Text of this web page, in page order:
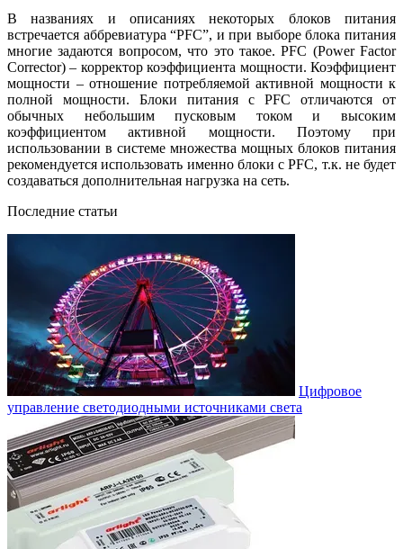
В названиях и описаниях некоторых блоков питания
встречается аббревиатура “PFC”, и при выборе блока питания
многие задаются вопросом, что это такое. PFC (Power Factor
Corrector) – корректор коэффициента мощности. Коэффициент
мощности – отношение потребляемой активной мощности к
полной мощности. Блоки питания с PFC отличаются от
обычных небольшим пусковым током и высоким
коэффициентом активной мощности. Поэтому при
использовании в системе множества мощных блоков питания
рекомендуется использовать именно блоки с PFC, т.к. не будет
создаваться дополнительная нагрузка на сеть.
Последние статьи
Цифровое
управление светодиодными источниками света